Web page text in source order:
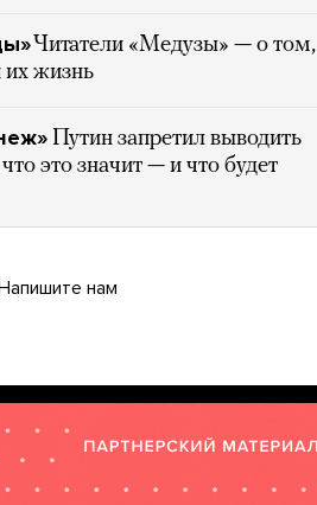
Читатели «Медузы» — о том,
их жизнь
Путин запретил выводить
это значит — и что будет
нам